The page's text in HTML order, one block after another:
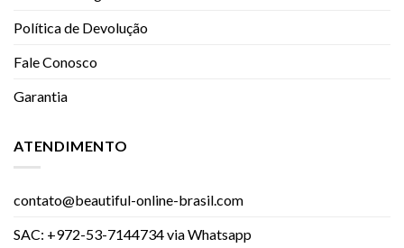
Política de Devolução
Fale Conosco
Garantia
ATENDIMENTO
contato@beautiful-online-brasil.com
SAC: +972-53-7144734 via Whatsapp